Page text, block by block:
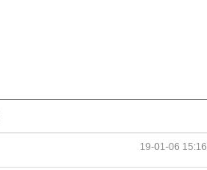
19-01-06 15:16